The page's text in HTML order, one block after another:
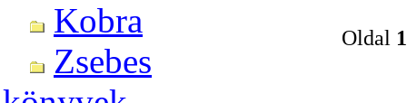
Kobra
Zsebes
Oldal 1